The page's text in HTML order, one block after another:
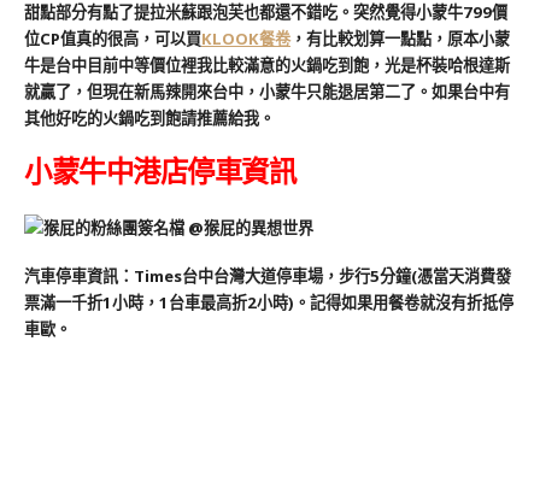
甜點部分有點了提拉米蘇跟泡芙也都還不錯吃。突然覺得小蒙牛799價
位CP值真的很高，可以買KLOOK餐卷，有比較划算一點點，原本小蒙
牛是台中目前中等價位裡我比較滿意的火鍋吃到飽，光是杯裝哈根達斯
就贏了，但現在新馬辣開來台中，小蒙牛只能退居第二了。如果台中有
其他好吃的火鍋吃到飽請推薦給我。
小蒙牛中港店停車資訊
汽車停車資訊：Times台中台灣大道停車場，步行5分鐘(憑當天消費發
票滿一千折1小時，1台車最高折2小時)。記得如果用餐卷就沒有折抵停
車歐。